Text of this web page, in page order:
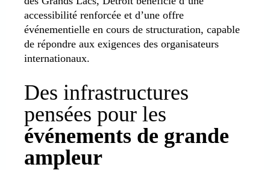
accessibilité renforcée et d’une offre
événementielle en cours de structuration, capable
de répondre aux exigences des organisateurs
internationaux.
Des infrastructures
pensées pour les
événements de grande
ampleur